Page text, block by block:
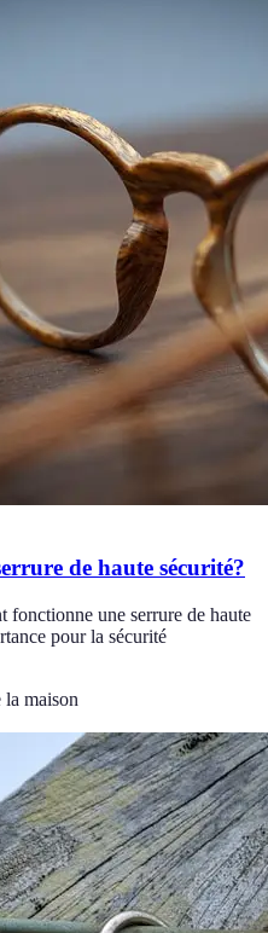
de haute sécurité?
fonctionne une serrure de haute
pour la sécurité
la maison